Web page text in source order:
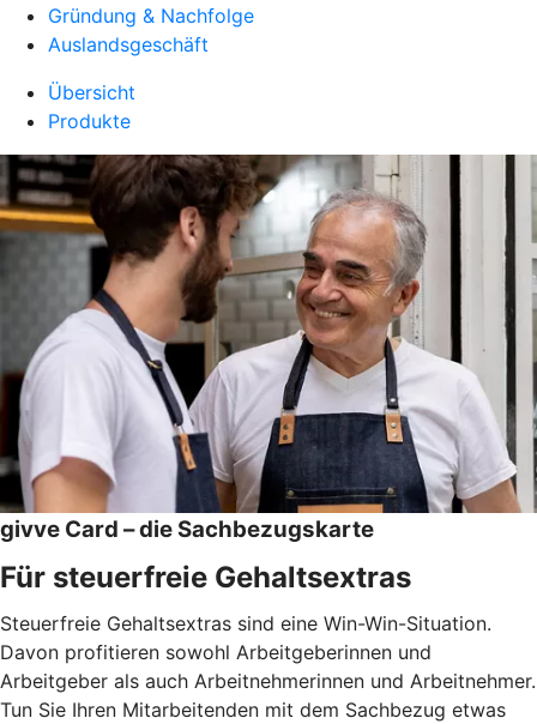
Gründung & Nachfolge
Auslandsgeschäft
Übersicht
Produkte
givve Card – die Sachbezugskarte
Für steuerfreie Gehaltsextras
Steuerfreie Gehaltsextras sind eine Win-Win-Situation.
Davon profitieren sowohl Arbeitgeberinnen und
Arbeitgeber als auch Arbeitnehmerinnen und Arbeitnehmer.
Tun Sie Ihren Mitarbeitenden mit dem Sachbezug etwas